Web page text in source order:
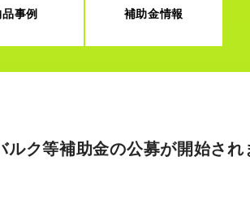
事例 補助金情報
ルク等補助金の公募が開始され